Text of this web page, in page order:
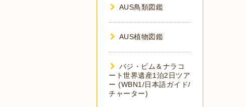
AUS鳥類図鑑
AUS植物図鑑
バジ・ビム＆ナラコ
ート世界遺産1泊2日ツア
ー (WBN1/日本語ガイド/
チャーター)